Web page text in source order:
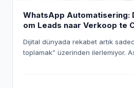
WhatsApp Automatisering:
om Leads naar Verkoop te
Dijital dünyada rekabet artık
toplamak” üzerinden ilerlemiyor.
etkileşim oranlarıyla en güçlü